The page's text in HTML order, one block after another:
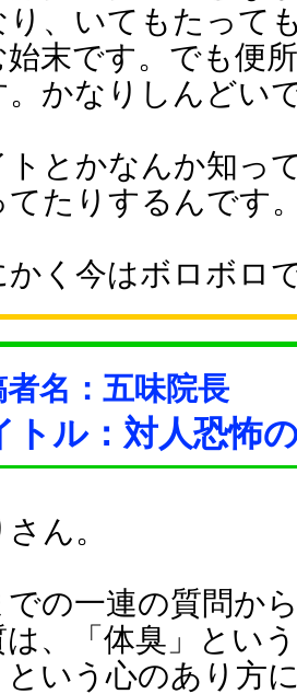
り、いてもたって
始末です。でも便
。かなりしんどい
トとかなんか知っ
てたりするんです
かく今はボロボロ
者名：五味院長
トル：対人恐怖
ん。
での一連の質問か
は、「体臭」とい
という心のあり方